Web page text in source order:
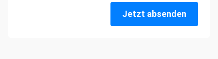
Jetzt absenden